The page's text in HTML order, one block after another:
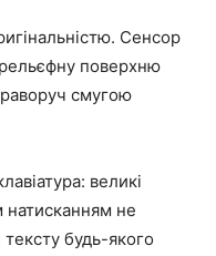
Сенсор
поверхню
смугою
великі
натисканням не
будь-якого